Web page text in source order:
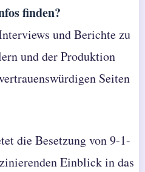
finden?
und Berichte zu
und der Produktion
Seiten
die Besetzung von 9-1-
Einblick in das